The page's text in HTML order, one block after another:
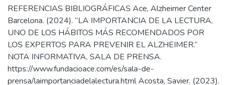
REFERENCIAS BIBLIOGRÁFICAS Ace, Alzheimer Center
Barcelona. (2024). “LA IMPORTANCIA DE LA LECTURA,
UNO DE LOS HÁBITOS MÁS RECOMENDADOS POR
LOS EXPERTOS PARA PREVENIR EL ALZHEIMER.”
NOTA INFORMATIVA, SALA DE PRENSA.
https://www.fundacioace.com/es/sala-de-
prensa/laimportanciadelalectura.html Acosta, Savier. (2023).